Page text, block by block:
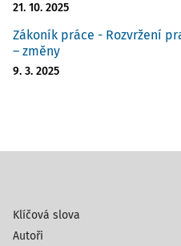
21. 10. 2025
Zákoník práce - Rozvržení
– změny
9. 3. 2025
Klíčová slova
Autoři